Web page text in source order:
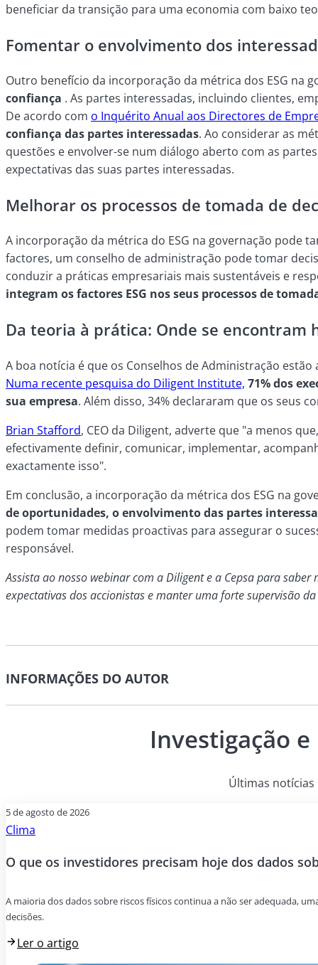
beneficiar da transição para uma economia com baixo
Fomentar o envolvimento dos
Outro benefício da incorporação da métrica dos ESG na
confiança . As partes interessadas, incluindo clientes,
De acordo com o Inquérito Anual aos Directores de
confiança das partes interessadas. Ao considerar as
questões e envolver-se num diálogo aberto com as
expectativas das suas partes interessadas.
Melhorar os processos de tomada de
A incorporação da métrica do ESG na governação pode
factores, um conselho de administração pode tomar
conduzir a práticas empresariais mais sustentáveis e
integram os factores ESG nos seus processos de
Da teoria à prática: Onde se encontram
A boa notícia é que os Conselhos de Administração
Numa recente pesquisa do Diligent Institute, 71% dos
sua empresa. Além disso, 34% declararam que os seus
Brian Stafford, CEO da Diligent, adverte que "a menos
efectivamente definir, comunicar, implementar,
exactamente isso".
Em conclusão, a incorporação da métrica dos ESG na
de oportunidades, o envolvimento das partes
podem tomar medidas proactivas para assegurar o
responsável.
Assista ao nosso webinar com a Diligent e a Cepsa para
expectativas dos accionistas e manter uma forte supervisão
INFORMAÇÕES DO AUTOR
Investigação
Últimas
5 de agosto de 2026
Clima
O que os investidores precisam hoje dos dados
A maioria dos dados sobre riscos físicos continua a não ser adequada,
decisões.
Ler o artigo